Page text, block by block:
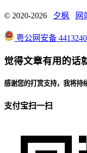
© 2020-2026 夕枫 网
粤公网安备
觉得文章有用的话
感谢您的打赏支持，我将持
支付宝扫一扫